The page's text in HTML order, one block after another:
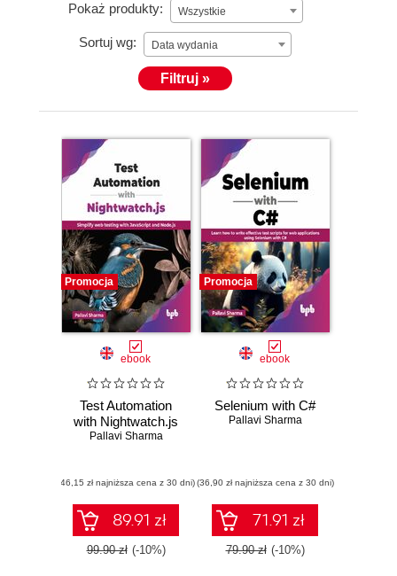
Pokaż produkty: Wszystkie
Sortuj wg: Data wydania
Filtruj »
Promocja
ebook
Test Automation
with Nightwatch.js
Pallavi Sharma
(46,15 zł najniższa cena z 30 dni)
89.91 zł
99.90 zł (-10%)
Promocja
ebook
Selenium with C#
Pallavi Sharma
(36,90 zł najniższa cena z 30 dni)
71.91 zł
79.90 zł (-10%)